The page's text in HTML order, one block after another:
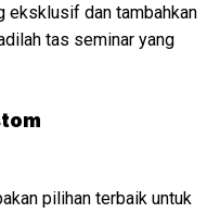
eksklusif dan tambahkan
tas seminar yang
pilihan terbaik untuk